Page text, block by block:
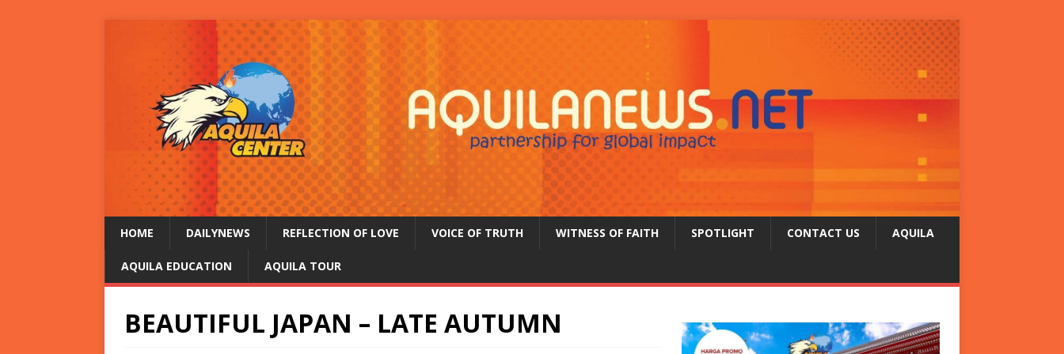
HOME DAILYNEWS REFLECTION OF LOVE VOICE OF TRUTH WITNESS OF FAITH SPOTLIGHT CONTACT US AQUILA
AQUILA EDUCATION AQUILA TOUR
BEAUTIFUL JAPAN – LATE AUTUMN